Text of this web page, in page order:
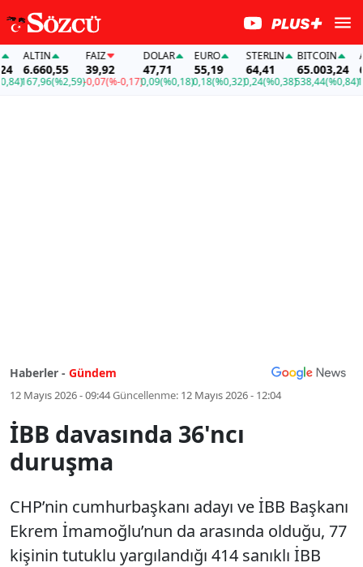
ALTIN
6.660,55
167,96(%2,59)
FAİZ
39,92
-0,07(%-0,17)
DOLAR
47,71
0,09(%0,18)
EURO
55,19
0,18(%0,32)
STERLIN
64,41
0,24(%0,38)
BITCOIN
65.003,24
538,44(%0,84)
Haberler - Gündem
12 Mayıs 2026 - 09:44Güncellenme: 12 Mayıs 2026 - 12:04
İBB davasında 36'ncı
duruşma
CHP’nin cumhurbaşkanı adayı ve İBB Başkanı
Ekrem İmamoğlu’nun da arasında olduğu, 77
kişinin tutuklu yargılandığı 414 sanıklı İBB